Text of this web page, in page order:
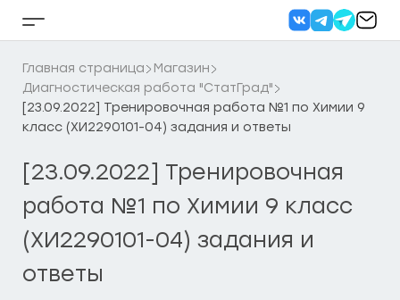
Кнопка
бокового
меню
Главная страница
Магазин
Диагностическая работа "СтатГрад"
[23.09.2022] Тренировочная работа №1 по Химии 9
класс (ХИ2290101-04) задания и ответы
[23.09.2022] Тренировочная
работа №1 по Химии 9 класс
(ХИ2290101-04) задания и
ответы